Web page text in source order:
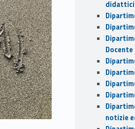
didattici
Docente
notizie